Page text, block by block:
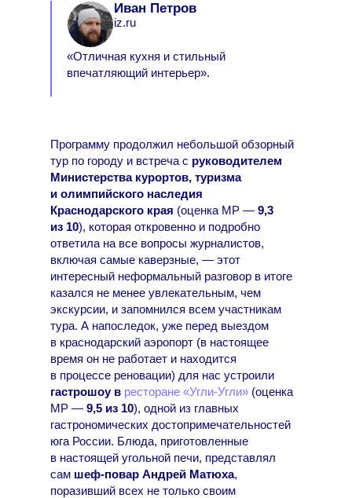
Иван Петров
iz.ru
«Отличная кухня и стильный
впечатляющий интерьер».
Программу продолжил небольшой обзорный
тур по городу и встреча с руководителем
Министерства курортов, туризма
и олимпийского наследия
Краснодарского края (оценка МР — 9,3
из 10), которая откровенно и подробно
ответила на все вопросы журналистов,
включая самые каверзные, — этот
интересный неформальный разговор в итоге
казался не менее увлекательным, чем
экскурсии, и запомнился всем участникам
тура. А напоследок, уже перед выездом
в краснодарский аэропорт (в настоящее
время он не работает и находится
в процессе реновации) для нас устроили
гастрошоу в ресторане «Угли-Угли» (оценка
МР — 9,5 из 10), одной из главных
гастрономических достопримечательностей
юга России. Блюда, приготовленные
в настоящей угольной печи, представлял
сам шеф-повар Андрей Матюха,
поразивший всех не только своим